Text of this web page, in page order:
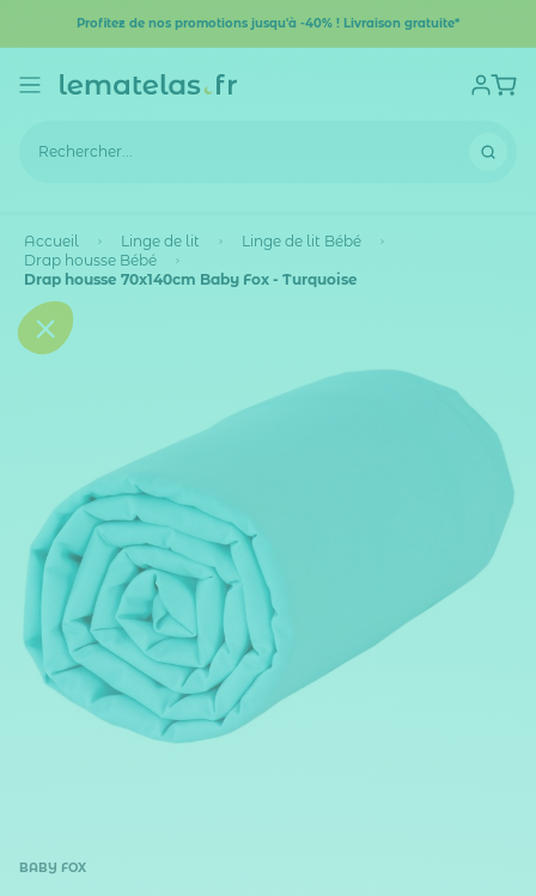
Profitez de nos promotions jusqu'à -40% ! Livraison gratuite*
Accueil Linge de lit
Linge de lit Bébé
Drap housse Bébé
Drap housse 70x140cm Baby Fox - Turquoise
BABY FOX